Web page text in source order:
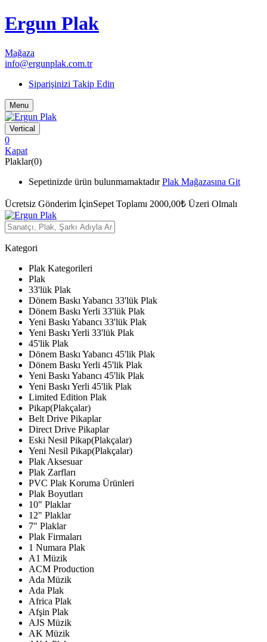
Ergun Plak
Mağaza
info@ergunplak.com.tr
Siparişinizi Takip Edin
Menu
Vertical
0
Kapat
Plaklar(0)
Sepetinizde ürün bulunmamaktadır Plak Mağazasına Git
Ücretsiz Gönderim İçinSepet Toplamı 2000,00₺ Üzeri Olmalı
Kategori
Plak Kategorileri
Plak
33'lük Plak
Dönem Baskı Yabancı 33'lük Plak
Dönem Baskı Yerli 33'lük Plak
Yeni Baskı Yabancı 33'lük Plak
Yeni Baskı Yerli 33'lük Plak
45'lik Plak
Dönem Baskı Yabancı 45'lik Plak
Dönem Baskı Yerli 45'lik Plak
Yeni Baskı Yabancı 45'lik Plak
Yeni Baskı Yerli 45'lik Plak
Limited Edition Plak
Pikap(Plakçalar)
Belt Drive Pikaplar
Direct Drive Pikaplar
Eski Nesil Pikap(Plakçalar)
Yeni Nesil Pikap(Plakçalar)
Plak Aksesuar
Plak Zarfları
PVC Plak Koruma Ürünleri
Plak Boyutları
10" Plaklar
12" Plaklar
7" Plaklar
Plak Firmaları
1 Numara Plak
A1 Müzik
ACM Production
Ada Müzik
Ada Plak
Africa Plak
Afşin Plak
AJS Müzik
AK Müzik